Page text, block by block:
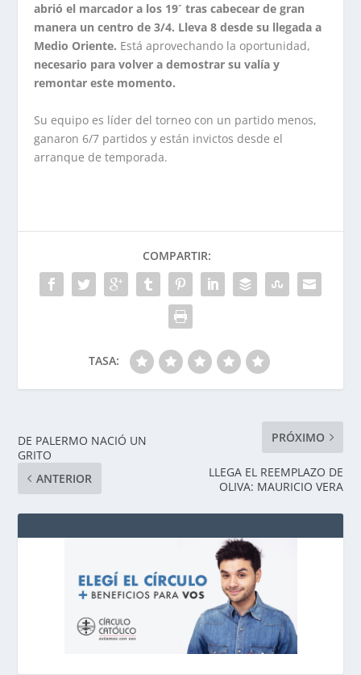
abrió el marcador a los 19´ tras cabecear de gran
manera un centro de 3/4. Lleva 8 desde su llegada a
Medio Oriente. Está aprovechando la oportunidad,
necesario para volver a demostrar su valía y
remontar este momento.
Su equipo es líder del torneo con un partido menos,
ganaron 6/7 partidos y están invictos desde el
arranque de temporada.
COMPARTIR:
TASA:
DE PALERMO NACIÓ UN
GRITO
ANTERIOR
PRÓXIMO
LLEGA EL REEMPLAZO DE
OLIVA: MAURICIO VERA